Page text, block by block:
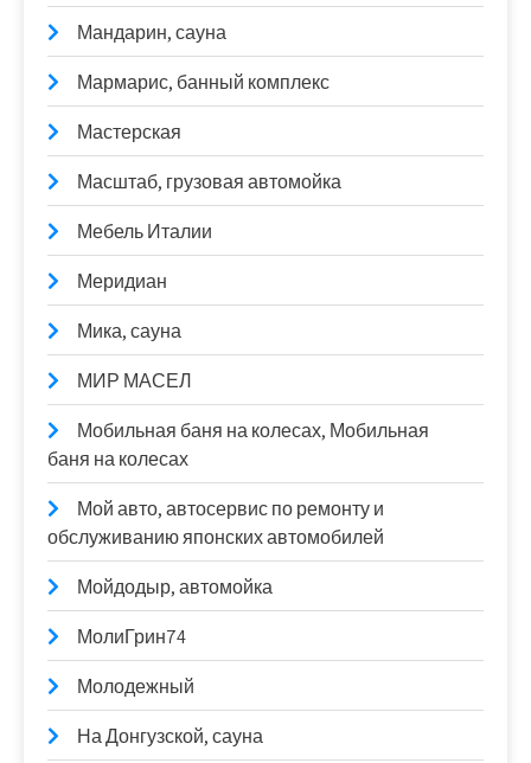
Мандарин, сауна
Мармарис, банный комплекс
Мастерская
Масштаб, грузовая автомойка
Мебель Италии
Меридиан
Мика, сауна
МИР МАСЕЛ
Мобильная баня на колесах, Мобильная
баня на колесах
Мой авто, автосервис по ремонту и
обслуживанию японских автомобилей
Мойдодыр, автомойка
МолиГрин74
Молодежный
На Донгузской, сауна